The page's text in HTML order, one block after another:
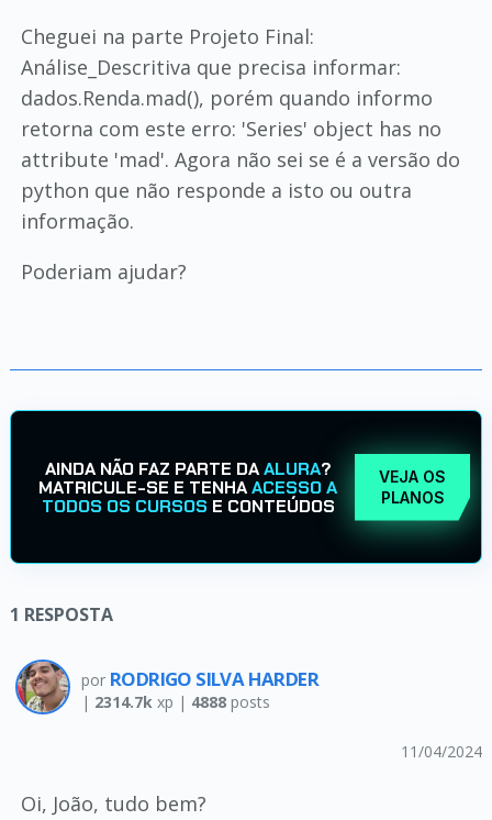
Cheguei na parte Projeto Final:
Análise_Descritiva que precisa informar:
dados.Renda.mad(), porém quando informo
retorna com este erro: 'Series' object has no
attribute 'mad'. Agora não sei se é a versão do
python que não responde a isto ou outra
informação.
Poderiam ajudar?
AINDA NÃO FAZ PARTE DAALURA?
MATRICULE-SE E TENHAACESSO A
TODOS OS CURSOS E CONTEÚDOS
VEJA OS
PLANOS
1 RESPOSTA
por RODRIGO SILVA HARDER
| 2314.7kxp | 4888posts
11/04/2024
Oi, João, tudo bem?